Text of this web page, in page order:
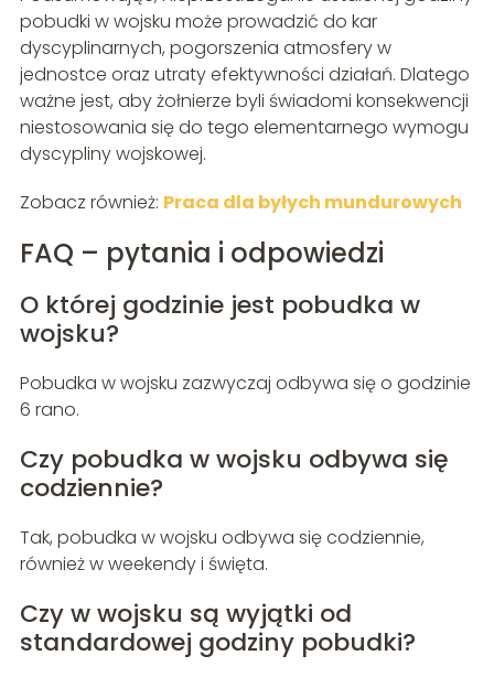
pobudki w wojsku może prowadzić do kar
dyscyplinarnych, pogorszenia atmosfery w
jednostce oraz utraty efektywności działań. Dlatego
ważne jest, aby żołnierze byli świadomi konsekwencji
niestosowania się do tego elementarnego wymogu
dyscypliny wojskowej.
Zobacz również: Praca dla byłych mundurowych
FAQ – pytania i odpowiedzi
O której godzinie jest pobudka w
wojsku?
Pobudka w wojsku zazwyczaj odbywa się o godzinie
6 rano.
Czy pobudka w wojsku odbywa się
codziennie?
Tak, pobudka w wojsku odbywa się codziennie,
również w weekendy i święta.
Czy w wojsku są wyjątki od
standardowej godziny pobudki?